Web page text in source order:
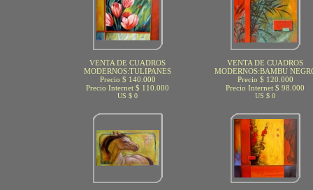
VENTA DE CUADROS
MODERNOS:TULIPANES
Precio $ 140.000
Precio Internet $ 110.000
US $ 0
VENTA DE CUADROS
MODERNOS:BAMBU
Precio $ 120.000
Precio Internet $ 98.000
US $ 0